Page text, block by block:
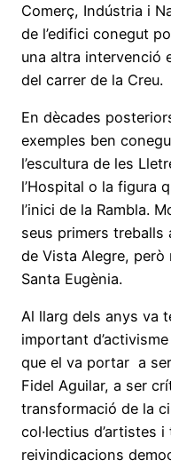
Comerç, Indústria i
de l’edifici conegut
una altra intervenció
del carrer de la Creu.
En dècades
exemples ben
l’escultura de les
l’Hospital o la figura
l’inici de la Rambla.
seus primers
de Vista Alegre, però
Santa Eugènia.
Al llarg dels anys va
important
que el va portar a
Fidel Aguilar, a ser
transformació de la
col·lectius d’artistes
reivindicacions